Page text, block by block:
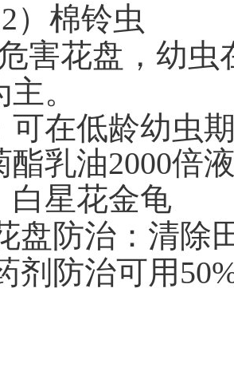
2）棉铃虫
害花盘，幼虫
。
可在低龄幼虫
酯乳油2000倍
白星花金龟
盘防治：清除
剂防治可用